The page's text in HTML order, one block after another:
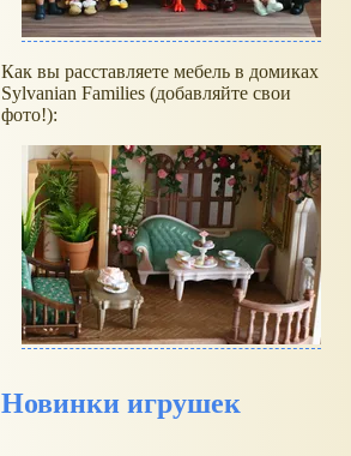
Как вы расставляете мебель в домиках
Sylvanian Families (добавляйте свои
фото!):
Новинки игрушек